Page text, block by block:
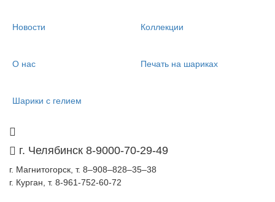
Новости Коллекции
О нас Печать на шариках
Шарики с гелием
г. Челябинск 8-9000-70-29-49
г. Магнитогорск, т. 8–908–828–35–38
г. Курган, т. 8-961-752-60-72